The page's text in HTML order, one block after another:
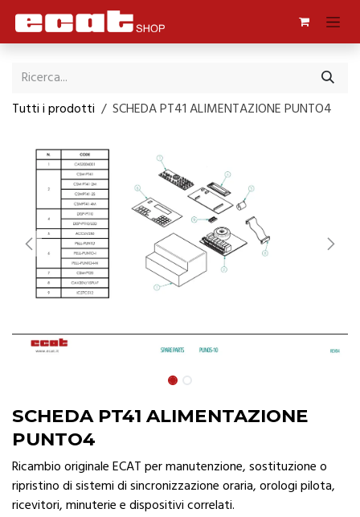
Passa al contenuto
Tutti i prodotti SCHEDA PT41 ALIMENTAZIONE PUNTO4
SCHEDA PT41 ALIMENTAZIONE
PUNTO4
Ricambio originale ECAT per manutenzione, sostituzione o
ripristino di sistemi di sincronizzazione oraria, orologi pilota,
ricevitori, minuterie e dispositivi correlati.